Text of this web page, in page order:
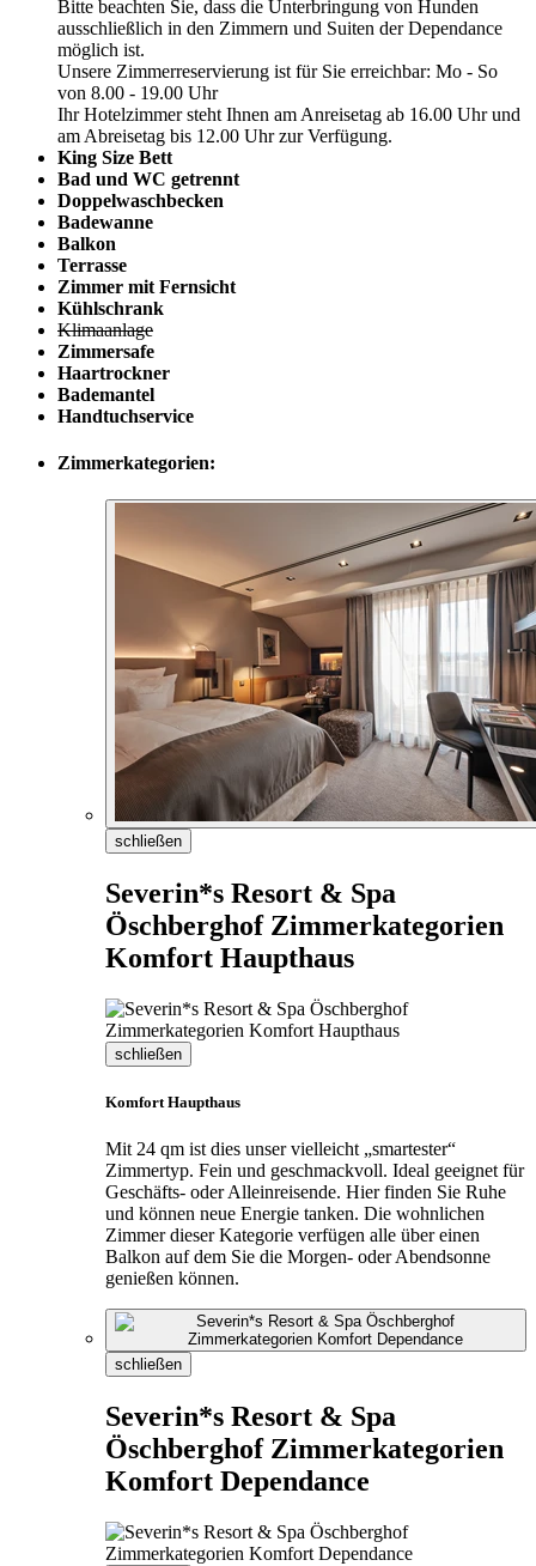
Bitte beachten Sie, dass die Unterbringung von Hunden
ausschließlich in den Zimmern und Suiten der Dependance
möglich ist.
Unsere Zimmerreservierung ist für Sie erreichbar: Mo - So
von 8.00 - 19.00 Uhr
Ihr Hotelzimmer steht Ihnen am Anreisetag ab 16.00 Uhr und
am Abreisetag bis 12.00 Uhr zur Verfügung.
King Size Bett
Bad und WC getrennt
Doppelwaschbecken
Badewanne
Balkon
Terrasse
Zimmer mit Fernsicht
Kühlschrank
Klimaanlage
Zimmersafe
Haartrockner
Bademantel
Handtuchservice
Zimmerkategorien:
schließen
Severin*s Resort & Spa
Öschberghof Zimmerkategorien
Komfort Haupthaus
schließen
Komfort Haupthaus
Mit 24 qm ist dies unser vielleicht „smartester“
Zimmertyp. Fein und geschmackvoll. Ideal geeignet für
Geschäfts- oder Alleinreisende. Hier finden Sie Ruhe
und können neue Energie tanken. Die wohnlichen
Zimmer dieser Kategorie verfügen alle über einen
Balkon auf dem Sie die Morgen- oder Abendsonne
genießen können.
schließen
Severin*s Resort & Spa
Öschberghof Zimmerkategorien
Komfort Dependance